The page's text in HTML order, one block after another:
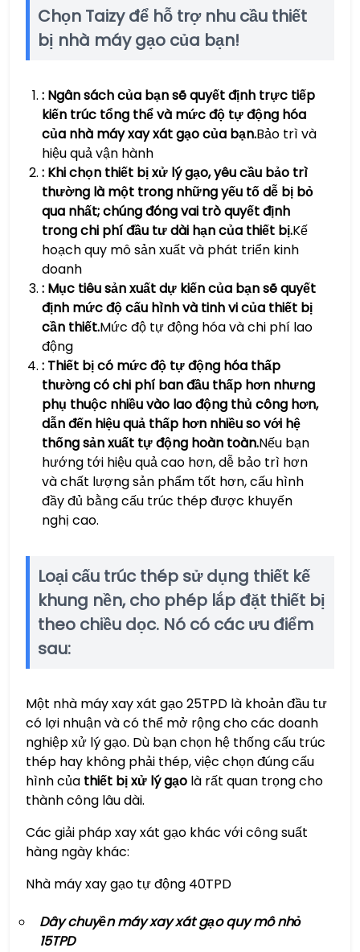
Chọn Taizy để hỗ trợ nhu cầu thiết
bị nhà máy gạo của bạn!
: Ngân sách của bạn sẽ quyết định trực tiếp
kiến trúc tổng thể và mức độ tự động hóa
của nhà máy xay xát gạo của bạn.Bảo trì và
hiệu quả vận hành
: Khi chọn thiết bị xử lý gạo, yêu cầu bảo trì
thường là một trong những yếu tố dễ bị bỏ
qua nhất; chúng đóng vai trò quyết định
trong chi phí đầu tư dài hạn của thiết bị.Kế
hoạch quy mô sản xuất và phát triển kinh
doanh
: Mục tiêu sản xuất dự kiến của bạn sẽ quyết
định mức độ cấu hình và tinh vi của thiết bị
cần thiết.Mức độ tự động hóa và chi phí lao
động
: Thiết bị có mức độ tự động hóa thấp
thường có chi phí ban đầu thấp hơn nhưng
phụ thuộc nhiều vào lao động thủ công hơn,
dẫn đến hiệu quả thấp hơn nhiều so với hệ
thống sản xuất tự động hoàn toàn.Nếu bạn
hướng tới hiệu quả cao hơn, dễ bảo trì hơn
và chất lượng sản phẩm tốt hơn, cấu hình
đầy đủ bằng cấu trúc thép được khuyến
nghị cao.
Loại cấu trúc thép sử dụng thiết kế
khung nền, cho phép lắp đặt thiết bị
theo chiều dọc. Nó có các ưu điểm
sau:
Một nhà máy xay xát gạo 25TPD là khoản đầu tư
có lợi nhuận và có thể mở rộng cho các doanh
nghiệp xử lý gạo. Dù bạn chọn hệ thống cấu trúc
thép hay không phải thép, việc chọn đúng cấu
hình của thiết bị xử lý gạo là rất quan trọng cho
thành công lâu dài.
Các giải pháp xay xát gạo khác với công suất
hàng ngày khác:
Nhà máy xay gạo tự động 40TPD
Dây chuyền máy xay xát gạo quy mô nhỏ
15TPD